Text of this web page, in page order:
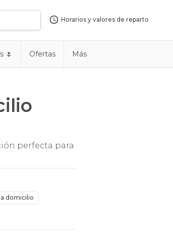
Horarios y valores de reparto
🌷 Ofertas Más
perfecta para
domicilio